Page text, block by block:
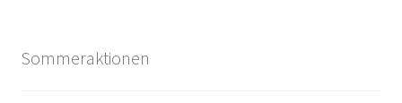
Sommeraktionen